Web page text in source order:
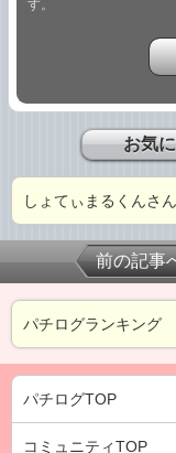
す。
お気
しょてぃまるくんさ
前の記事
パチログランキング
パチログTOP
コミュニティTOP